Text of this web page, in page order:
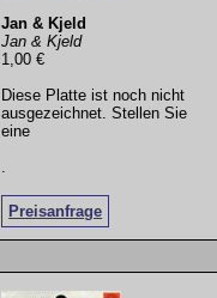
Jan & Kjeld
Jan & Kjeld
1,00 €
Diese Platte ist noch nicht
ausgezeichnet. Stellen Sie
eine
Preisanfrage